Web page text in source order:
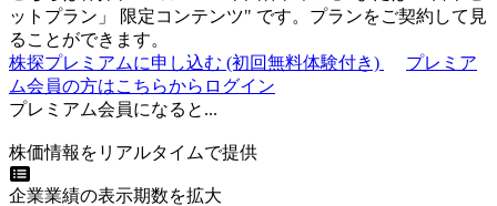
ットプラン 」 限定コンテンツ" です。プランをご契約して見
ることができます。
株探プレミアムに申し込む (初回無料体験付き)
プレミア
ム会員の方はこちらからログイン
プレミアム会員になると...
株価情報をリアルタイムで提供
企業業績の表示期数を拡大